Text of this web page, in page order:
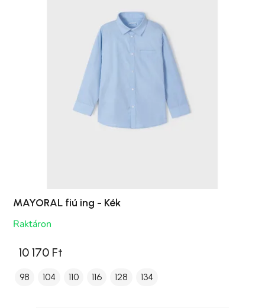
MAYORAL fiú ing - Kék
Raktáron
10 170 Ft
98 104 110 116 128 134